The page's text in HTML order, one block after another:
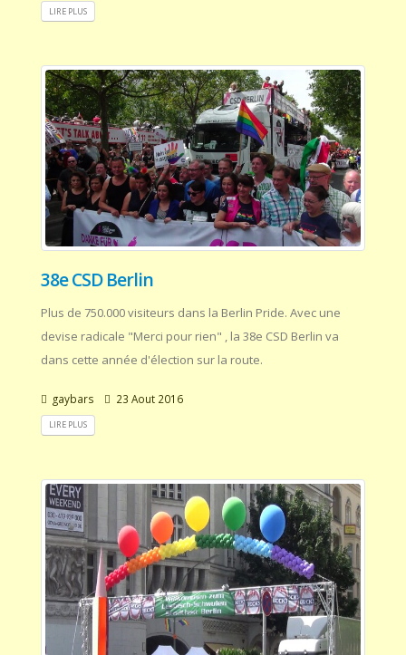
LIRE PLUS
38e CSD Berlin
Plus de 750.000 visiteurs dans la Berlin Pride. Avec une
devise radicale "Merci pour rien" , la 38e CSD Berlin va
dans cette année d'élection sur la route.
gaybars 23 Aout 2016
LIRE PLUS